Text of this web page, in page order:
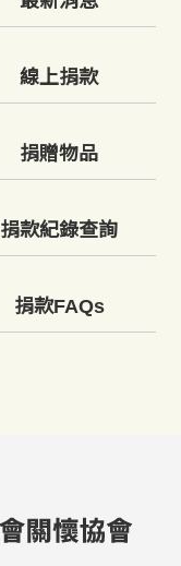
線上捐款
捐贈物品
捐款紀錄查詢
捐款FAQs